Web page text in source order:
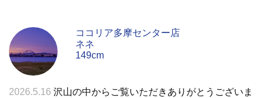
ココリア多摩センター店
ネネ
149cm
2026.5.16 沢山の中からご覧いただきありがとうございま